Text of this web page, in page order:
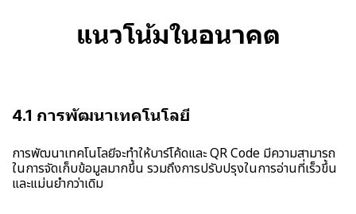
แนวโน้มในอนาคต
4.1 การพัฒนาเทคโนโลยี
การพัฒนาเทคโนโลยีจะทำให้บาร์โค้ดและ QR Code มีความสามารถ
ในการจัดเก็บข้อมูลมากขึ้น รวมถึงการปรับปรุงในการอ่านที่เร็วขึ้น
และแม่นยำกว่าเดิม